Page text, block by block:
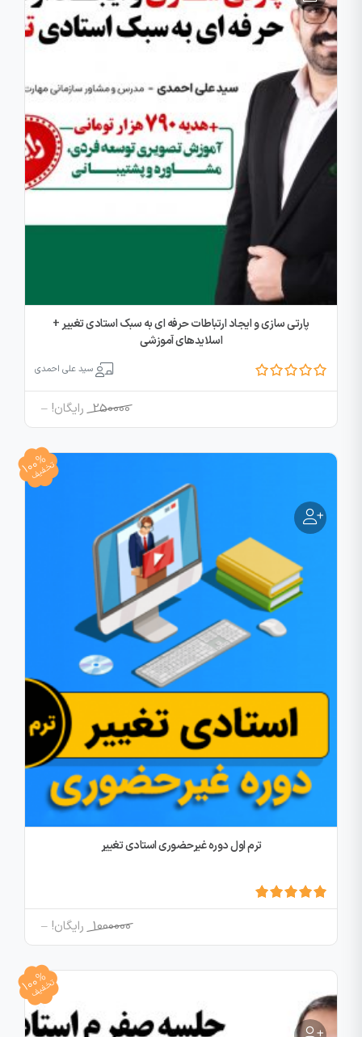
پارتی سازی و ایجاد ارتباطات حرفه ای به سبک استادی تغییر +
اسلایدهای آموزشی
سید علی احمدی
رایگان! – 250000
Price
range:
250000
through
رایگان!
100%
تخفیف
ترم اول دوره غیرحضوری استادی تغییر
رایگان! – 1000000
Price
range:
1000000
through
رایگان!
100%
تخفیف